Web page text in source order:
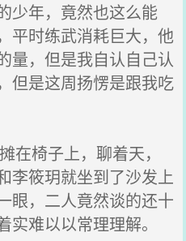
少年，竟然也这么能
平时练武消耗巨大，他
量，但是我自认自己认
但是这周扬愣是跟我吃
椅子上，聊着天，
李筱玥就坐到了沙发上
眼，二人竟然谈的还十
难以以常理理解。